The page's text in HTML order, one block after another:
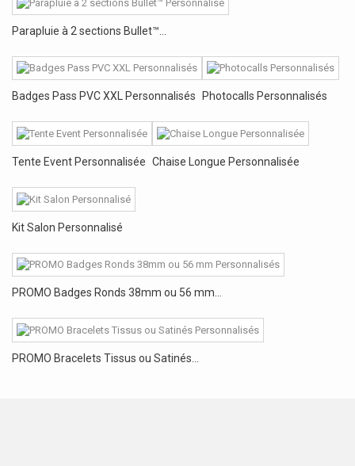
Parapluie à 2 sections Bullet™...
Badges Pass PVC XXL Personnalisés Photocalls Personnalisés
Tente Event Personnalisée Chaise Longue Personnalisée
Kit Salon Personnalisé
PROMO Badges Ronds 38mm ou 56 mm...
PROMO Bracelets Tissus ou Satinés...